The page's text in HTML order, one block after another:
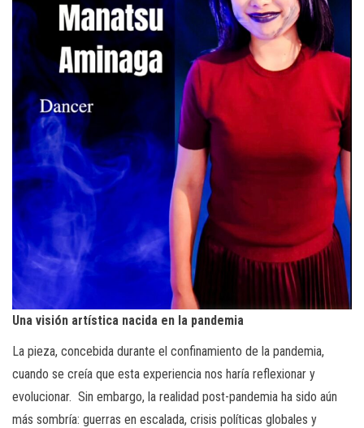
Una visión artística nacida en la pandemia
La pieza, concebida durante el confinamiento de la pandemia,
cuando se creía que esta experiencia nos haría reflexionar y
evolucionar. Sin embargo, la realidad post-pandemia ha sido aún
más sombría: guerras en escalada, crisis políticas globales y